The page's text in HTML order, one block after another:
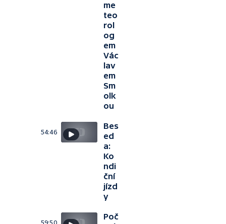
me
teo
rol
og
em
Vác
lav
em
Sm
olk
ou
54:46
Bes
ed
a:
Ko
ndi
ční
jízd
y
Poč